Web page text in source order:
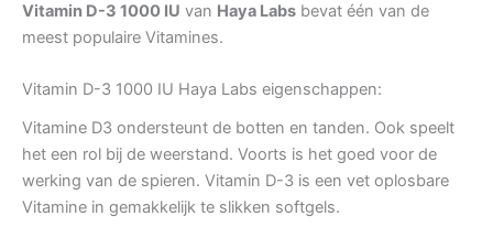
Vitamin D-3 1000 IU van Haya Labs bevat één van de
meest populaire Vitamines.
Vitamin D-3 1000 IU Haya Labs eigenschappen:
Vitamine D3 ondersteunt de botten en tanden. Ook speelt
het een rol bij de weerstand. Voorts is het goed voor de
werking van de spieren. Vitamin D-3 is een vet oplosbare
Vitamine in gemakkelijk te slikken softgels.